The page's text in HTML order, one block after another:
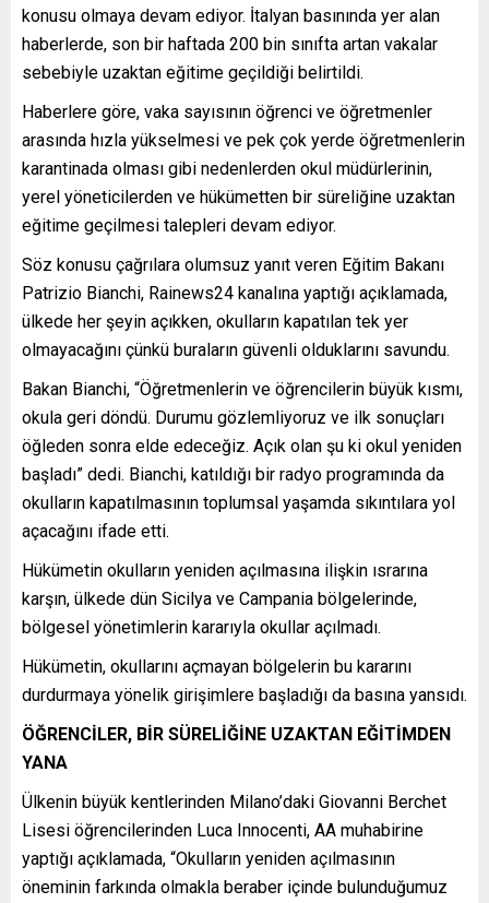
konusu olmaya devam ediyor. İtalyan basınında yer alan
haberlerde, son bir haftada 200 bin sınıfta artan vakalar
sebebiyle uzaktan eğitime geçildiği belirtildi.
Haberlere göre, vaka sayısının öğrenci ve öğretmenler
arasında hızla yükselmesi ve pek çok yerde öğretmenlerin
karantinada olması gibi nedenlerden okul müdürlerinin,
yerel yöneticilerden ve hükümetten bir süreliğine uzaktan
eğitime geçilmesi talepleri devam ediyor.
Söz konusu çağrılara olumsuz yanıt veren Eğitim Bakanı
Patrizio Bianchi, Rainews24 kanalına yaptığı açıklamada,
ülkede her şeyin açıkken, okulların kapatılan tek yer
olmayacağını çünkü buraların güvenli olduklarını savundu.
Bakan Bianchi, “Öğretmenlerin ve öğrencilerin büyük kısmı,
okula geri döndü. Durumu gözlemliyoruz ve ilk sonuçları
öğleden sonra elde edeceğiz. Açık olan şu ki okul yeniden
başladı” dedi. Bianchi, katıldığı bir radyo programında da
okulların kapatılmasının toplumsal yaşamda sıkıntılara yol
açacağını ifade etti.
Hükümetin okulların yeniden açılmasına ilişkin ısrarına
karşın, ülkede dün Sicilya ve Campania bölgelerinde,
bölgesel yönetimlerin kararıyla okullar açılmadı.
Hükümetin, okullarını açmayan bölgelerin bu kararını
durdurmaya yönelik girişimlere başladığı da basına yansıdı.
ÖĞRENCİLER, BİR SÜRELİĞİNE UZAKTAN EĞİTİMDEN
YANA
Ülkenin büyük kentlerinden Milano’daki Giovanni Berchet
Lisesi öğrencilerinden Luca Innocenti, AA muhabirine
yaptığı açıklamada, “Okulların yeniden açılmasının
öneminin farkında olmakla beraber içinde bulunduğumuz